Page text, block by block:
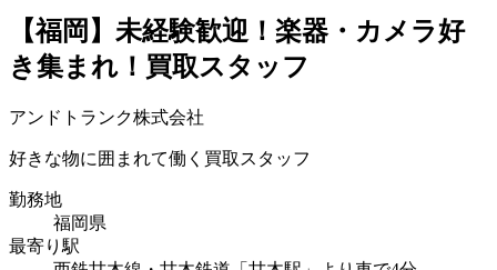
【福岡】未経験歓迎！楽器・カメラ好
き集まれ！買取スタッフ
アンドトランク株式会社
好きな物に囲まれて働く買取スタッフ
勤務地
福岡県
最寄り駅